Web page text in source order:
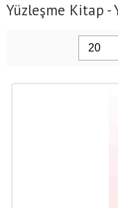
Yüzleşme Kitap -